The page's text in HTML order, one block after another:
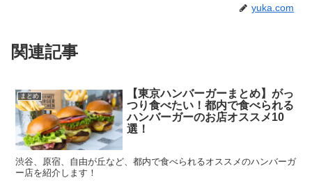
yuka.com
関連記事
まとめ
【東京ハンバーガーまとめ】がっ
つり食べたい！都内で食べられる
ハンバーガーのお店オススメ10
選！
渋谷、原宿、自由が丘など、都内で食べられるオススメのハンバーガ
ー店を紹介します！